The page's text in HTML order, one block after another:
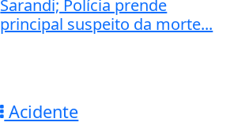
Sarandi; Polícia prende
principal suspeito da morte...
Acidente